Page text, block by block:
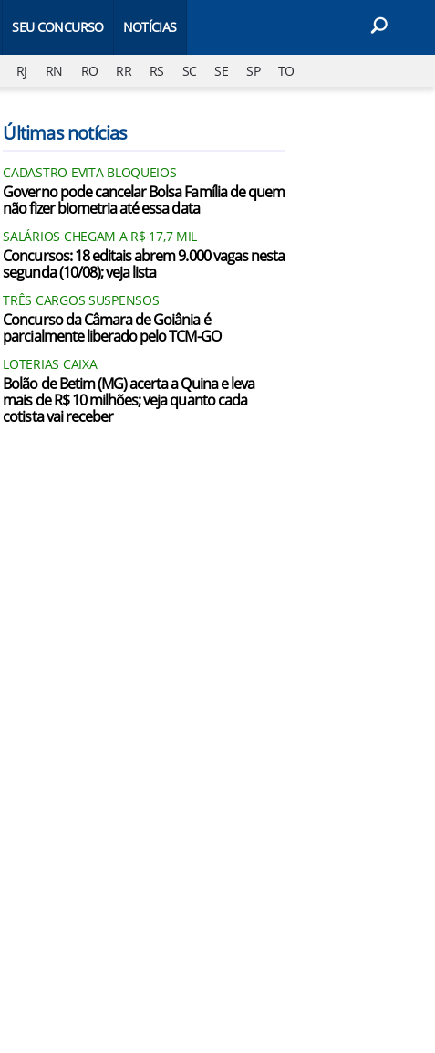
SEU CONCURSO NOTÍCIAS
RJ RN RO RR RS SC SE SP TO
Últimas notícias
CADASTRO EVITA BLOQUEIOS
Governo pode cancelar Bolsa Família de quem
não fizer biometria até essa data
SALÁRIOS CHEGAM A R$ 17,7 MIL
Concursos: 18 editais abrem 9.000 vagas nesta
segunda (10/08); veja lista
TRÊS CARGOS SUSPENSOS
Concurso da Câmara de Goiânia é
parcialmente liberado pelo TCM-GO
LOTERIAS CAIXA
Bolão de Betim (MG) acerta a Quina e leva
mais de R$ 10 milhões; veja quanto cada
cotista vai receber